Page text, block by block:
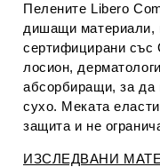
Пелените Libero
дишащи материали,
сертифицирани със
лосион,
абсорбиращи, за да
сухо. Меката
защита и не
ИЗСЛЕДВАНИ